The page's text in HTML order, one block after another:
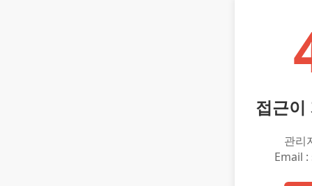
접근이
관리
Email